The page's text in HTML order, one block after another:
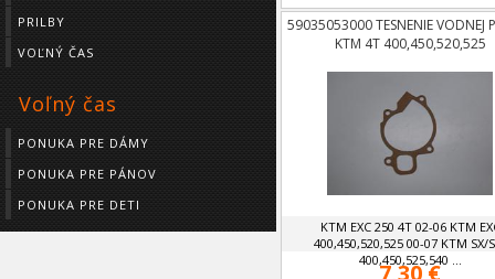
PRILBY
VOĽNÝ ČAS
Voľný čas
PONUKA PRE DÁMY
PONUKA PRE PÁNOV
PONUKA PRE DETI
59035053000 TESNENIE VODNEJ
KTM 4T 400,450,520,525
KTM EXC 250 4T 02-06 KTM
400,450,520,525 00-07 KTM SX/
400,450,525,540 ...
7,30 €